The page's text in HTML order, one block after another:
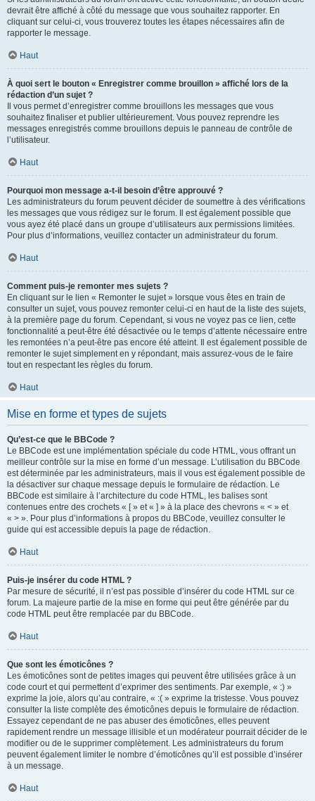
devrait être affiché à côté du message que vous souhaitez rapporter. En
cliquant sur celui-ci, vous trouverez toutes les étapes nécessaires afin de
rapporter le message.
Haut
À quoi sert le bouton « Enregistrer comme brouillon » affiché lors de la
rédaction d’un sujet ?
Il vous permet d’enregistrer comme brouillons les messages que vous
souhaitez finaliser et publier ultérieurement. Vous pouvez reprendre les
messages enregistrés comme brouillons depuis le panneau de contrôle de
l’utilisateur.
Haut
Pourquoi mon message a-t-il besoin d’être approuvé ?
Les administrateurs du forum peuvent décider de soumettre à des vérifications
les messages que vous rédigez sur le forum. Il est également possible que
vous ayez été placé dans un groupe d’utilisateurs aux permissions limitées.
Pour plus d’informations, veuillez contacter un administrateur du forum.
Haut
Comment puis-je remonter mes sujets ?
En cliquant sur le lien « Remonter le sujet » lorsque vous êtes en train de
consulter un sujet, vous pouvez remonter celui-ci en haut de la liste des sujets,
à la première page du forum. Cependant, si vous ne voyez pas ce lien, cette
fonctionnalité a peut-être été désactivée ou le temps d’attente nécessaire entre
les remontées n’a peut-être pas encore été atteint. Il est également possible de
remonter le sujet simplement en y répondant, mais assurez-vous de le faire
tout en respectant les règles du forum.
Haut
Mise en forme et types de sujets
Qu’est-ce que le BBCode ?
Le BBCode est une implémentation spéciale du code HTML, vous offrant un
meilleur contrôle sur la mise en forme d’un message. L’utilisation du BBCode
est déterminée par les administrateurs, mais il vous est également possible de
la désactiver sur chaque message depuis le formulaire de rédaction. Le
BBCode est similaire à l’architecture du code HTML, les balises sont
contenues entre des crochets « [ » et « ] » à la place des chevrons « < » et
« > ». Pour plus d’informations à propos du BBCode, veuillez consulter le
guide qui est accessible depuis la page de rédaction.
Haut
Puis-je insérer du code HTML ?
Par mesure de sécurité, il n’est pas possible d’insérer du code HTML sur ce
forum. La majeure partie de la mise en forme qui peut être générée par du
code HTML peut être remplacée par du BBCode.
Haut
Que sont les émoticônes ?
Les émoticônes sont de petites images qui peuvent être utilisées grâce à un
code court et qui permettent d’exprimer des sentiments. Par exemple, « :) »
exprime la joie, alors qu’au contraire, « :( » exprime la tristesse. Vous pouvez
consulter la liste complète des émoticônes depuis le formulaire de rédaction.
Essayez cependant de ne pas abuser des émoticônes, elles peuvent
rapidement rendre un message illisible et un modérateur pourrait décider de le
modifier ou de le supprimer complètement. Les administrateurs du forum
peuvent également limiter le nombre d’émoticônes qu’il est possible d’insérer
à un message.
Haut